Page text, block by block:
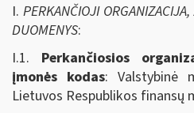
I. PERKANČIOJI
DUOMENYS:
I.1. Perkančiosios
įmonės kodas: Valstybinė
Lietuvos Respublikos finansų